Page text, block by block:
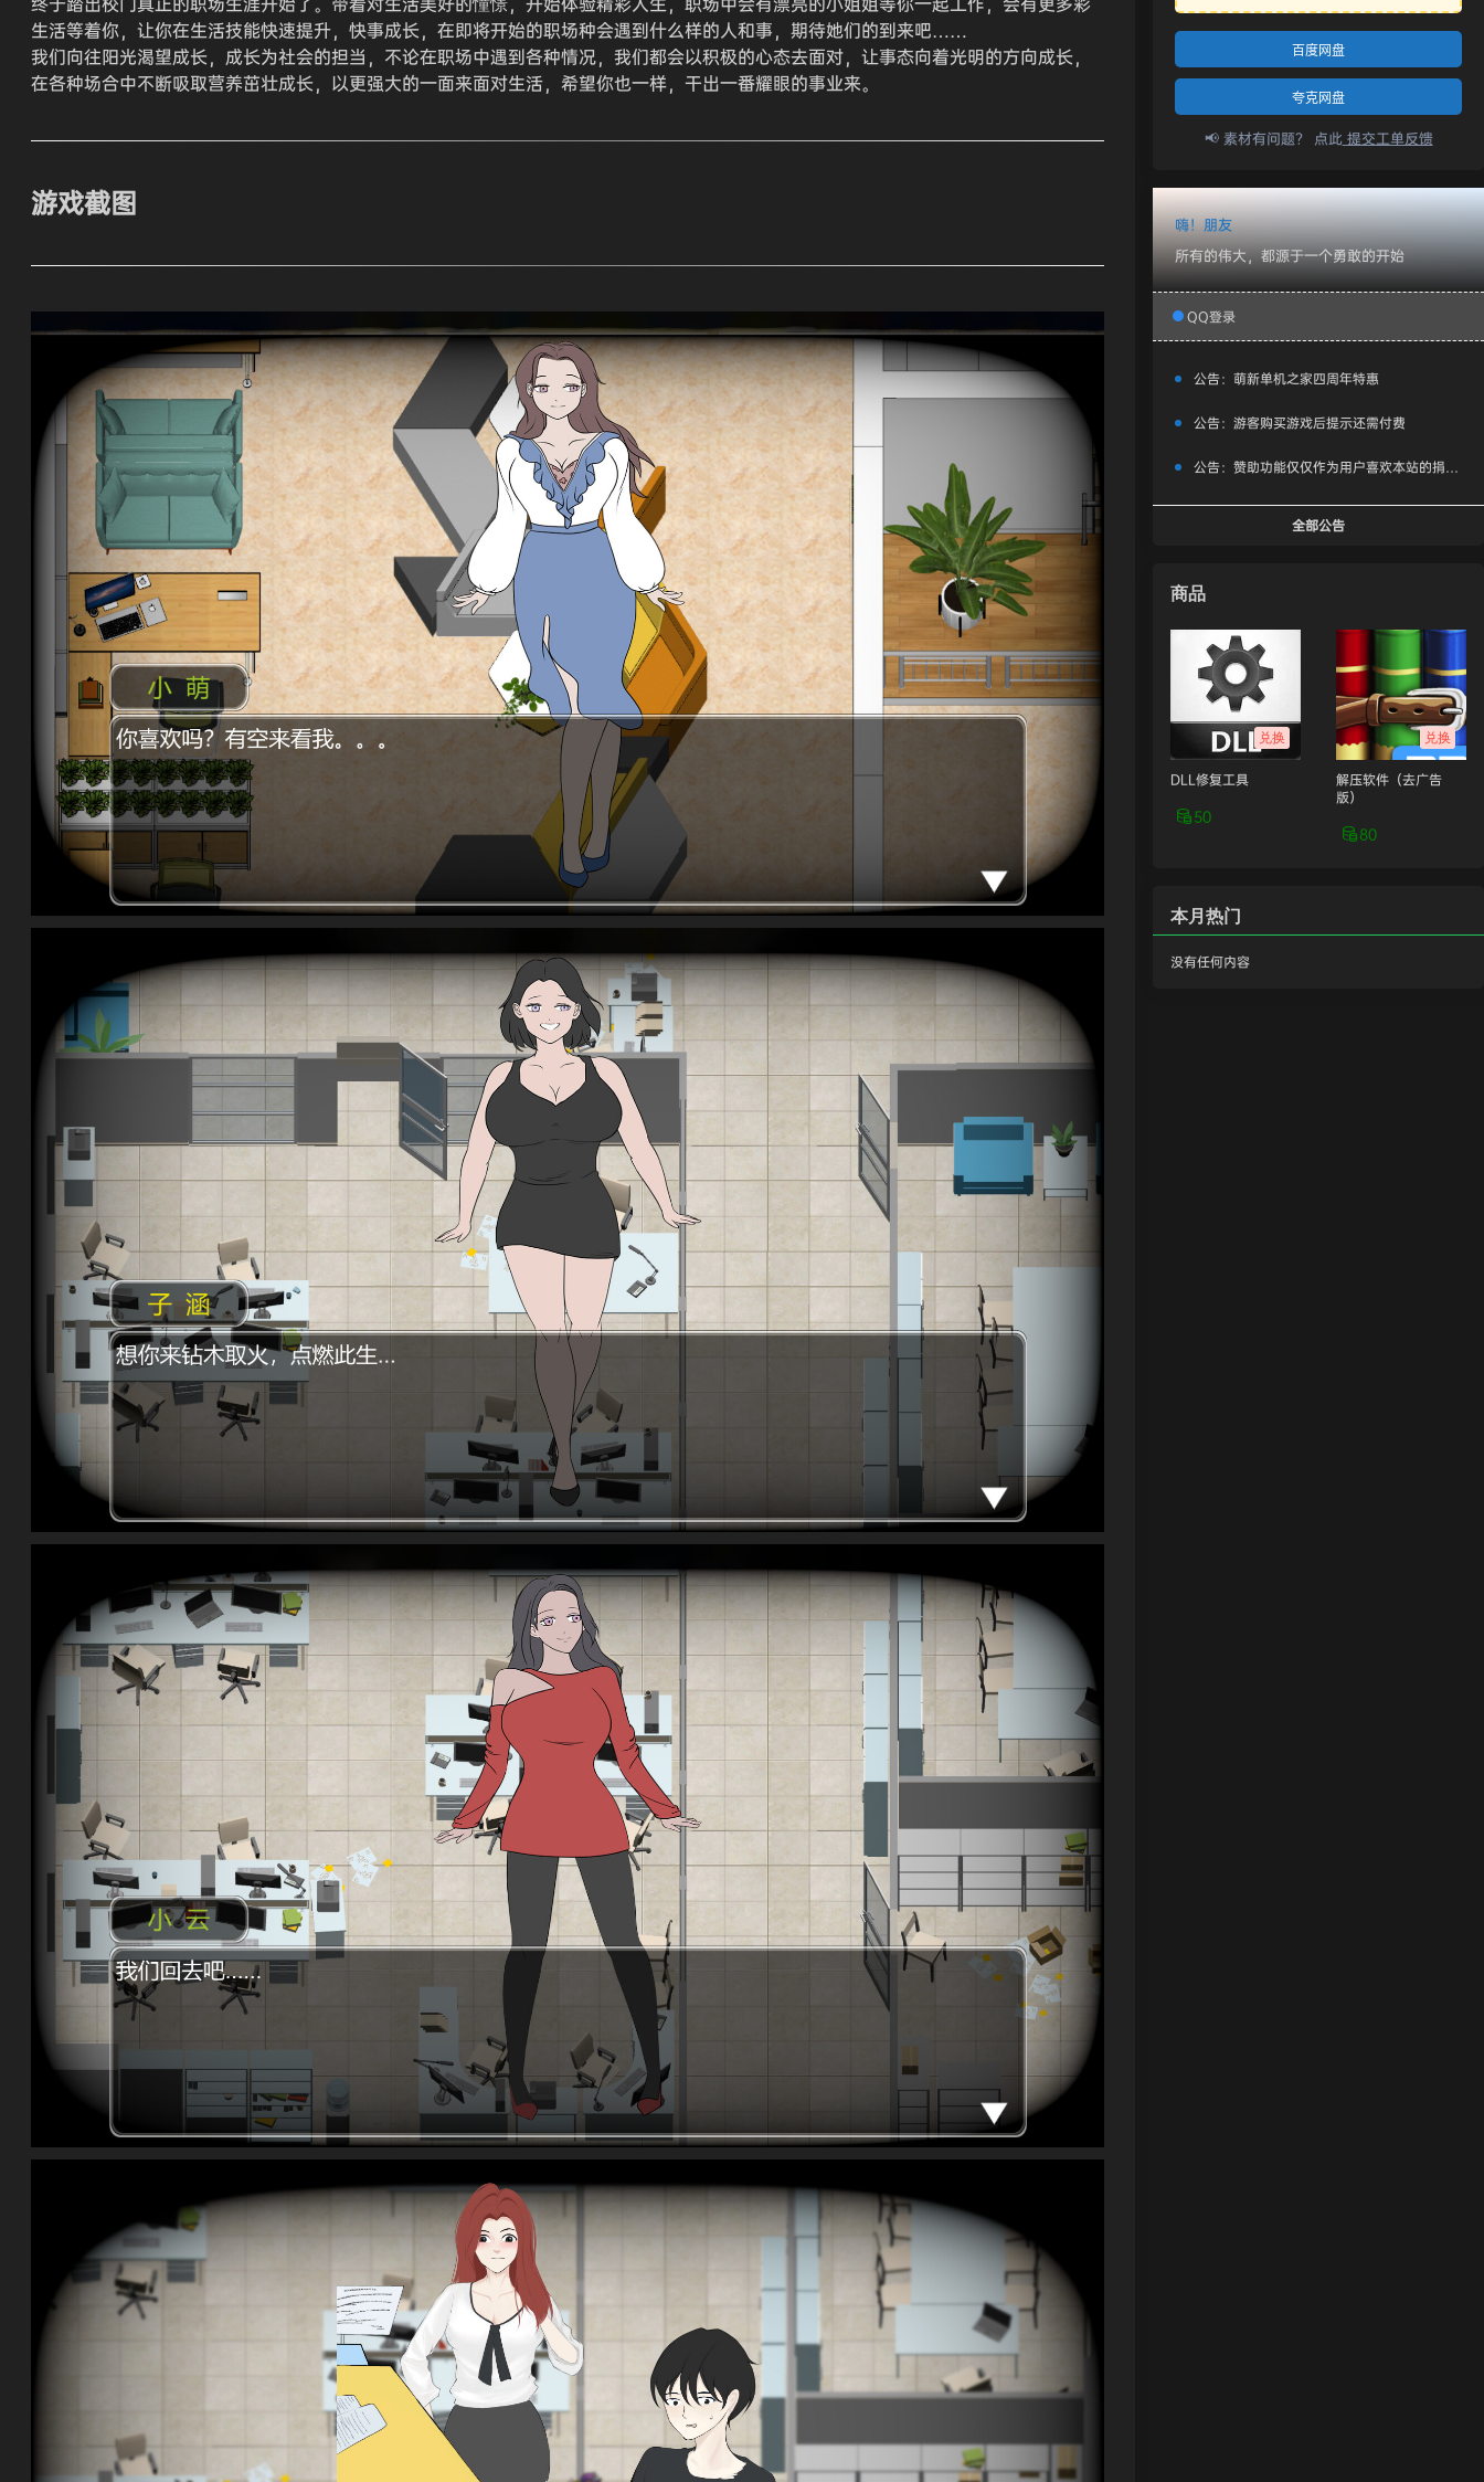
生活等着你，让你在生活技能快速提升，快事成长，在即将开始的职场种会遇到什么样的人和事，期待她们的到来吧……
我们向往阳光渴望成长，成长为社会的担当，不论在职场中遇到各种情况，我们都会以积极的心态去面对，让事态向着光明的方向成长，
在各种场合中不断吸取营养茁壮成长，以更强大的一面来面对生活，希望你也一样，干出一番耀眼的事业来。
游戏截图
百度网盘
夸克网盘
📢 素材有问题？ 点此提交工单反馈
嗨！朋友
所有的伟大，都源于一个勇敢的开始
QQ登录
公告： 萌新单机之家四周年特惠
公告： 游客购买游戏后提示还需付费
公告： 赞助功能仅仅作为用户喜欢本站的捐赠打赏功能，同时赞助费用也将作为服务器费用,网盘扩容费用等，所有内容不作为商业行为。
全部公告
商品
兑换
DLL修复工具
50
兑换
解压软件（去广告
版）
80
本月热门
没有任何内容